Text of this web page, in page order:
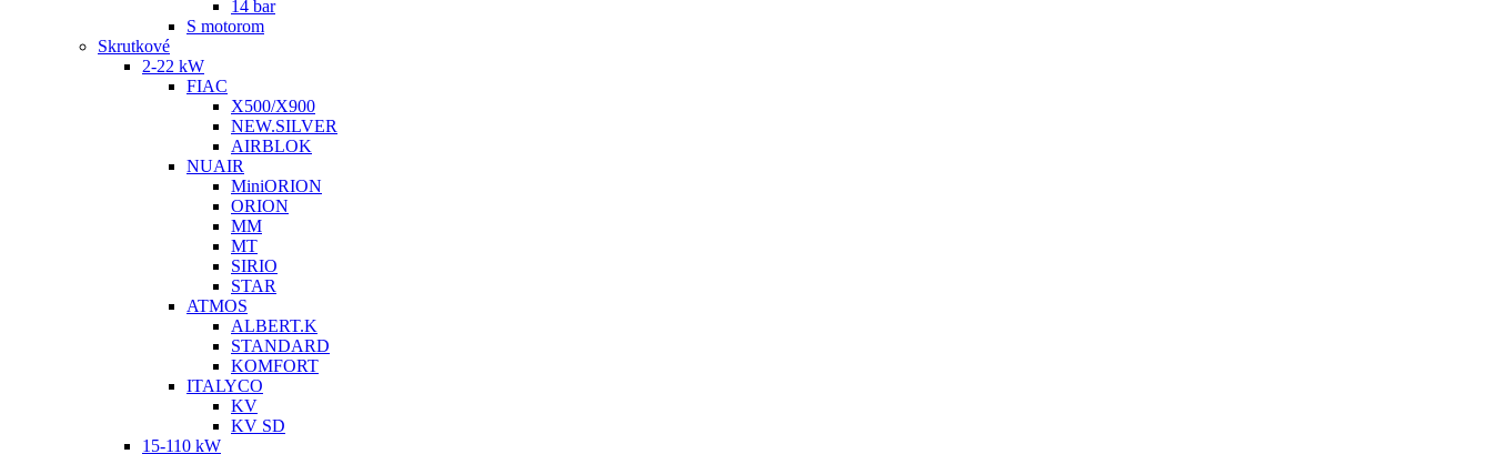
14 bar
S motorom
Skrutkové
2-22 kW
FIAC
X500/X900
NEW.SILVER
AIRBLOK
NUAIR
MiniORION
ORION
MM
MT
SIRIO
STAR
ATMOS
ALBERT.K
STANDARD
KOMFORT
ITALYCO
KV
KV SD
15-110 kW